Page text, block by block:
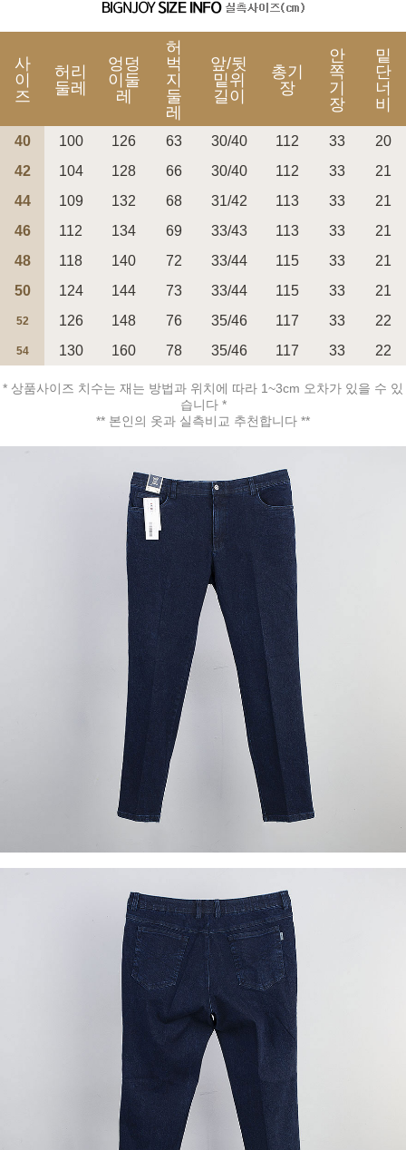
페이코 ID로 페
이코 라이프 하
PAYCO 바로구매
사
이
즈
허리
둘레
엉덩
이둘
레
허
벅
지
둘
레
앞/뒷
밑위
길이
총기
장
안
쪽
기
장
밑
단
너
비
40 100 126 63 30/40 112 33
20
42
104 128 66 30/40 112 33
21
44
109 132 68 31/42 113 33
21
46
112 134 69 33/43 113 33
21
48
118 140 72 33/44 115 33
21
50
124 144 73 33/44 115 33 21
52 126 148 76 35/46 117 33 22
54 130 160 78 35/46 117 33 22
* 상품사이즈 치수는 재는 방법과 위치에 따라 1~3cm 오차가 있을 수 있
습니다 *
** 본인의 옷과 실측비교 추천합니다 **